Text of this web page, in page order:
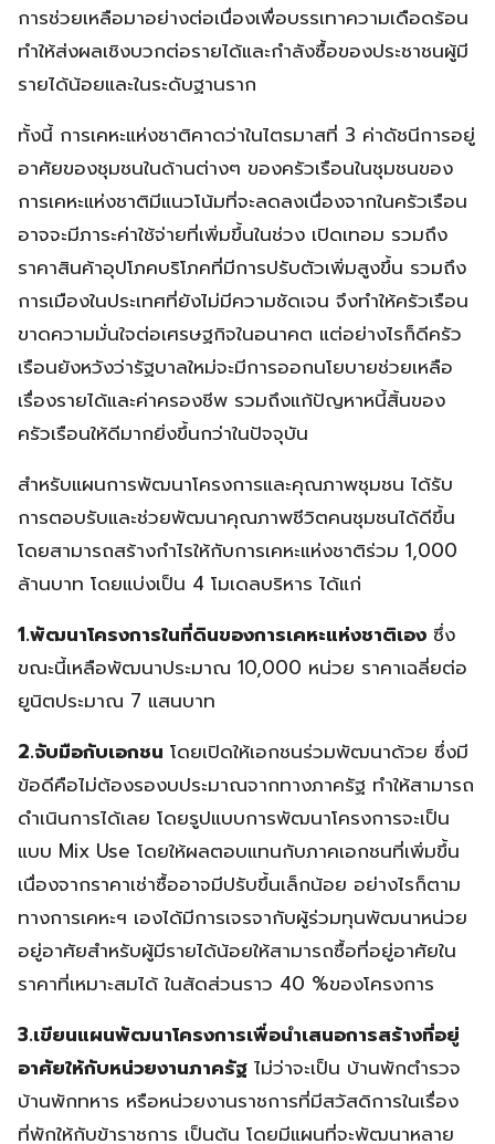
การช่วยเหลือมาอย่างต่อเนื่องเพื่อบรรเทาความเดือดร้อน
ทำให้ส่งผลเชิงบวกต่อรายได้และกำลังซื้อของประชาชนผู้มี
รายได้น้อยและในระดับฐานราก
ทั้งนี้ การเคหะแห่งชาติคาดว่าในไตรมาสที่ 3 ค่าดัชนีการอยู่
อาศัยของชุมชนในด้านต่างๆ ของครัวเรือนในชุมชนของ
การเคหะแห่งชาติมีแนวโน้มที่จะลดลงเนื่องจากในครัวเรือน
อาจจะมีภาระค่าใช้จ่ายที่เพิ่มขึ้นในช่วง เปิดเทอม รวมถึง
ราคาสินค้าอุปโภคบริโภคที่มีการปรับตัวเพิ่มสูงขึ้น รวมถึง
การเมืองในประเทศที่ยังไม่มีความชัดเจน จึงทำให้ครัวเรือน
ขาดความมั่นใจต่อเศรษฐกิจในอนาคต แต่อย่างไรก็ดีครัว
เรือนยังหวังว่ารัฐบาลใหม่จะมีการออกนโยบายช่วยเหลือ
เรื่องรายได้และค่าครองชีพ รวมถึงแก้ปัญหาหนี้สิ้นของ
ครัวเรือนให้ดีมากยิ่งขึ้นกว่าในปัจจุบัน
สำหรับแผนการพัฒนาโครงการและคุณภาพชุมชน ได้รับ
การตอบรับและช่วยพัฒนาคุณภาพชีวิตคนชุมชนได้ดีขึ้น
โดยสามารถสร้างกำไรให้กับการเคหะแห่งชาติร่วม 1,000
ล้านบาท โดยแบ่งเป็น 4 โมเดลบริหาร ได้แก่
1.พัฒนาโครงการในที่ดินของการเคหะแห่งชาติเอง ซึ่ง
ขณะนี้เหลือพัฒนาประมาณ 10,000 หน่วย ราคาเฉลี่ยต่อ
ยูนิตประมาณ 7 แสนบาท
2.จับมือกับเอกชน โดยเปิดให้เอกชนร่วมพัฒนาด้วย ซึ่งมี
ข้อดีคือไม่ต้องรองบประมาณจากทางภาครัฐ ทำให้สามารถ
ดำเนินการได้เลย โดยรูปแบบการพัฒนาโครงการจะเป็น
แบบ Mix Use โดยให้ผลตอบแทนกับภาคเอกชนที่เพิ่มขึ้น
เนื่องจากราคาเช่าซื้ออาจมีปรับขึ้นเล็กน้อย อย่างไรก็ตาม
ทางการเคหะฯ เองได้มีการเจรจากับผู้ร่วมทุนพัฒนาหน่วย
อยู่อาศัยสำหรับผู้มีรายได้น้อยให้สามารถซื้อที่อยู่อาศัยใน
ราคาที่เหมาะสมได้ ในสัดส่วนราว 40 %ของโครงการ
3.เขียนแผนพัฒนาโครงการเพื่อนำเสนอการสร้างที่อยู่
อาศัยให้กับหน่วยงานภาครัฐ ไม่ว่าจะเป็น บ้านพักตำรวจ
บ้านพักทหาร หรือหน่วยงานราชการที่มีสวัสดิการในเรื่อง
ที่พักให้กับข้าราชการ เป็นต้น โดยมีแผนที่จะพัฒนาหลาย